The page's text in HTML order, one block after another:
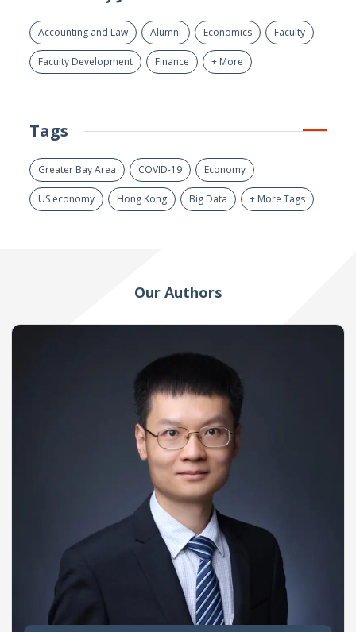
Accounting and Law Alumni Economics Faculty
Faculty Development Finance + More
Tags
Greater Bay Area COVID-19 Economy
US economy Hong Kong Big Data + More Tags
Our Authors